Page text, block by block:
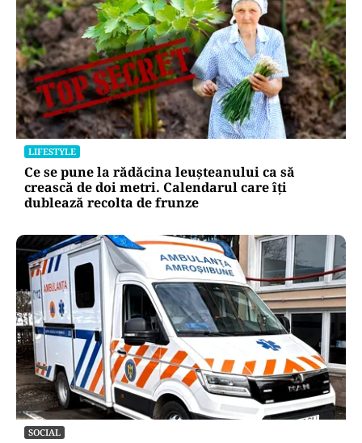
LIFESTYLE
Ce se pune la rădăcina leușteanului ca să
crească de doi metri. Calendarul care îți
dublează recolta de frunze
SOCIAL